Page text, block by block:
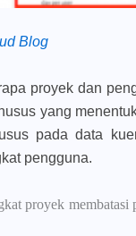
Blog
proyek dan
yang
pada data
pengguna.
proyek membatasi